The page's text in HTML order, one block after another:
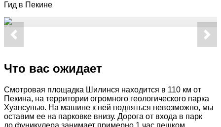
Гид в Пекине
Что вас ожидает
Смотровая площадка Шилинся находится в 110 км от
Пекина, на территории огромного геологического парка
Хуансунью. На машине к ней подняться невозможно, мы
оставим ее на парковке внизу. Дорога от входа в парк
до фуникулера занимает примерно 1 час пешком